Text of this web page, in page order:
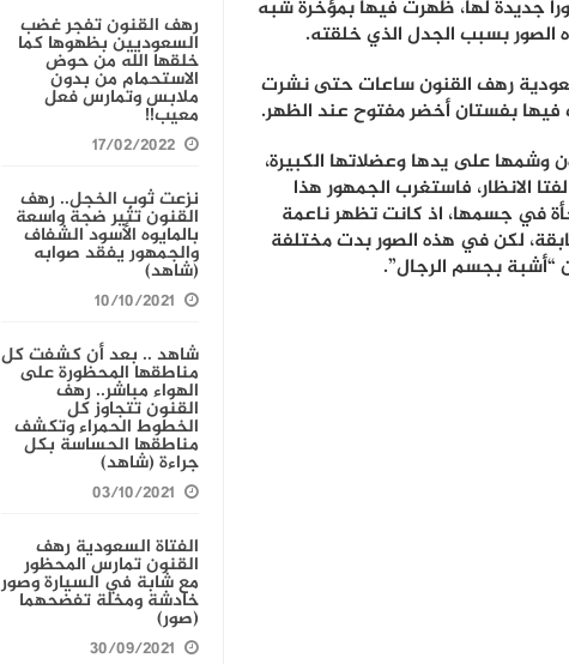
رهف القنون تفجر غضب
السعوديين بظهوها كما
خلقها الله من حوض
الاستحمام من بدون
ملابس وتمارس فعل
معيب!!
17/02/2022
نزعت ثوب الخجل.. رهف
القنون تثير ضجة واسعة
بالمايوه الأسود الشفاف
والجمهور يفقد صوابه
(شاهد)
10/10/2021
شاهد .. بعد أن كشفت كل
مناطقها المحظورة على
الهواء مباشر.. رهف
القنون تتجاوز كل
الخطوط الحمراء وتكشف
مناطقها الحساسة بكل
جراءة (شاهد)
03/10/2021
الفتاة السعودية رهف
القنون تمارس المحظور
مع شابة في السيارة وصور
خادشة ومخلة تفضحهما
(صور)
30/09/2021
جديدة لها، ظهرت فيها بمؤخرة شبه
بسبب الجدل الذي خلقته.
رهف القنون ساعات حتى نشرت
بفستان أخضر مفتوح عند الظهر.
على يدها وعضلاتها الكبيرة،
الانظار، فاستغرب الجمهور هذا
في جسمها، اذ كانت تظهر ناعمة
لكن في هذه الصور بدت مختلفة
“أشبة بجسم الرجال”.